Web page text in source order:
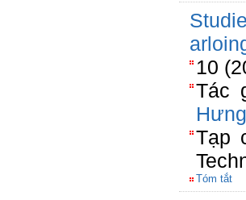
10
Tác
Hưng
Tạp
Tóm tắt